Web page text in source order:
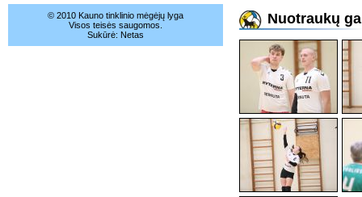
© 2010 Kauno tinklinio mėgėjų lyga
Visos teisės saugomos.
Sukūrė: Netas
Nuotraukų